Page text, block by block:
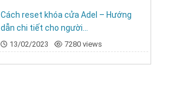
Cách reset khóa cửa Adel – Hướng
dẫn chi tiết cho người...
13/02/2023 7280 views